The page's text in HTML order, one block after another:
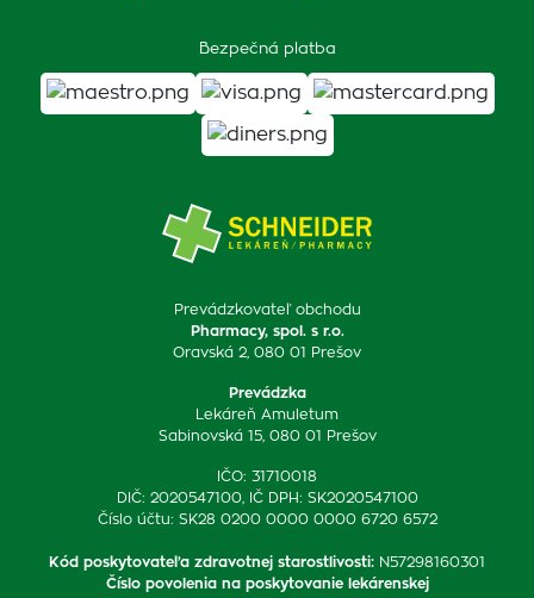
Prevádzkovateľ obchodu
Pharmacy, spol. s r.o.
Oravská 2, 080 01 Prešov
Prevádzka
Lekáreň Amuletum
Sabinovská 15, 080 01 Prešov
IČO: 31710018
DIČ: 2020547100, IČ DPH: SK2020547100
Číslo účtu: SK28 0200 0000 0000 6720 6572
Kód poskytovateľa zdravotnej starostlivosti: N57298160301
Číslo povolenia na poskytovanie lekárenskej
Bezpečná platba